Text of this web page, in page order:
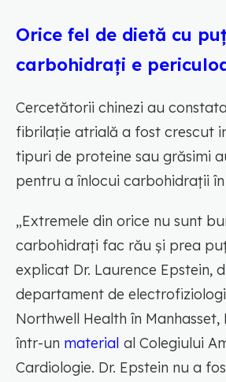
Orice fel de dietă cu
carbohidrați e
Cercetătorii chinezi au
fibrilație atrială a fost crescut
tipuri de proteine sau grăsimi
pentru a înlocui carbohidrații
„Extremele din orice nu sunt
carbohidrați fac rău și prea
explicat Dr. Laurence Epstein,
departament de
Northwell Health în
într-un material al Colegiului
Cardiologie. Dr. Epstein nu a